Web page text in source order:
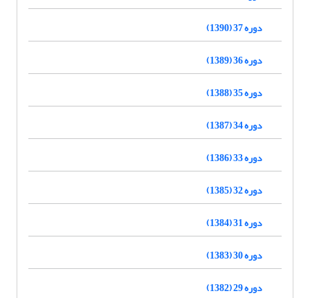
دوره 37 (1390)
دوره 36 (1389)
دوره 35 (1388)
دوره 34 (1387)
دوره 33 (1386)
دوره 32 (1385)
دوره 31 (1384)
دوره 30 (1383)
دوره 29 (1382)